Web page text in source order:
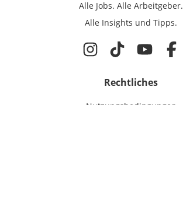
Alle Jobs. Alle Arbeitgeber.
Alle Insights und Tipps.
Rechtliches
Nutzungsbedingungen